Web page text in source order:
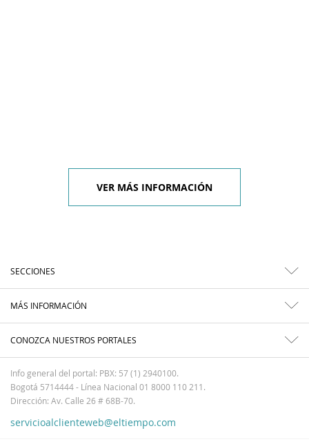
VER MÁS INFORMACIÓN
SECCIONES
MÁS INFORMACIÓN
CONOZCA NUESTROS PORTALES
Info general del portal: PBX: 57 (1) 2940100.
Bogotá 5714444 - Línea Nacional 01 8000 110 211.
Dirección: Av. Calle 26 # 68B-70.
servicioalclienteweb@eltiempo.com